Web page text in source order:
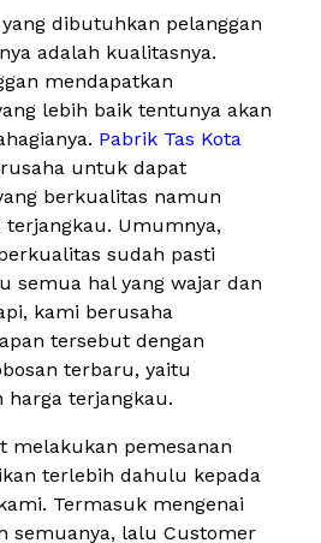
dibutuhkan pelanggan
adalah kualitasnya.
mendapatkan
lebih baik tentunya akan
Pabrik Tas Kota
untuk dapat
berkualitas namun
terjangkau. Umumnya,
sudah pasti
semua hal yang wajar dan
kami berusaha
tersebut dengan
terbaru, yaitu
harga terjangkau.
melakukan pemesanan
terlebih dahulu kepada
Termasuk mengenai
semuanya, lalu Customer